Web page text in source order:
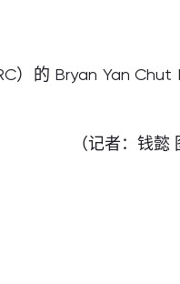
）的 Bryan Yan Chut
（记者：钱懿